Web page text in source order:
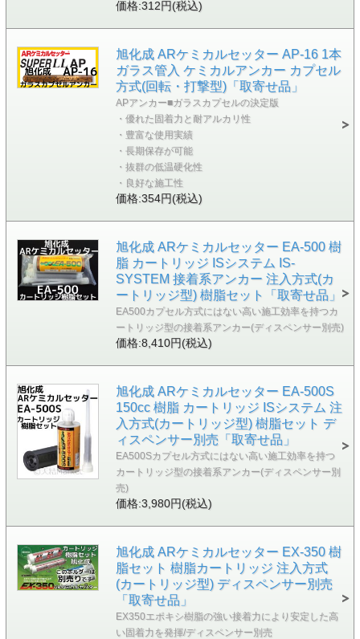
価格:312円(税込)
旭化成 ARケミカルセッター AP-16 1本
ガラス管入 ケミカルアンカー カプセル
方式(回転・打撃型)「取寄せ品」
APアンカー■ガラスカプセルの決定版
・優れた固着力と耐アルカリ性
・豊富な使用実績
・長期保存が可能
・抜群の低温硬化性
・良好な施工性
価格:354円(税込)
旭化成 ARケミカルセッター EA-500 樹
脂 カートリッジ ISシステム IS-
SYSTEM 接着系アンカー 注入方式(カ
ートリッジ型) 樹脂セット「取寄せ品」
EA500カプセル方式にはない高い施工効率を持つカ
ートリッジ型の接着系アンカー(ディスペンサー別売)
価格:8,410円(税込)
旭化成 ARケミカルセッター EA-500S
150cc 樹脂 カートリッジ ISシステム 注
入方式(カートリッジ型) 樹脂セット デ
ィスペンサー別売「取寄せ品」
EA500Sカプセル方式にはない高い施工効率を持つ
カートリッジ型の接着系アンカー(ディスペンサー別
売)
価格:3,980円(税込)
旭化成 ARケミカルセッター EX-350 樹
脂セット 樹脂カートリッジ 注入方式
(カートリッジ型) ディスペンサー別売
「取寄せ品」
EX350エポキシ樹脂の強い接着力により安定した高
い固着力を発揮/ディスペンサー別売